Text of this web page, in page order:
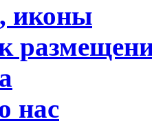
иконы
нас